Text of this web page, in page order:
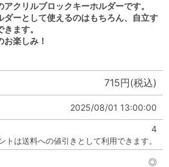
クリルブロックキーホルダーです。
ダーとして使えるのはもちろん、自立す
ます。
楽しみ！
715円(税込)
2025/08/01 13:00:00
4
トは送料への値引きとして利用できます。
◎